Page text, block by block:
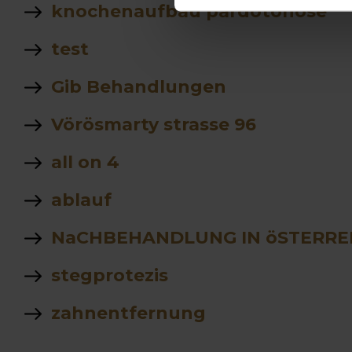
knochenaufbau pardotonose
test
Gib Behandlungen
Vörösmarty strasse 96
all on 4
ablauf
NaCHBEHANDLUNG IN
stegprotezis
zahnentfernung